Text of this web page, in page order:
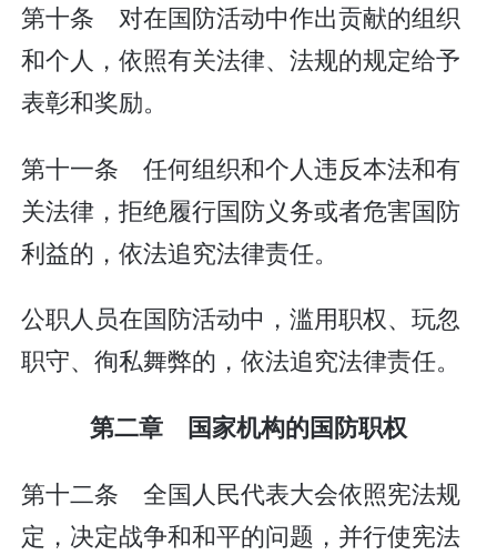
第十条 对在国防活动中作出贡献的组织
和个人，依照有关法律、法规的规定给予
表彰和奖励。
第十一条 任何组织和个人违反本法和有
关法律，拒绝履行国防义务或者危害国防
利益的，依法追究法律责任。
公职人员在国防活动中，滥用职权、玩忽
职守、徇私舞弊的，依法追究法律责任。
第二章 国家机构的国防职权
第十二条 全国人民代表大会依照宪法规
定，决定战争和和平的问题，并行使宪法